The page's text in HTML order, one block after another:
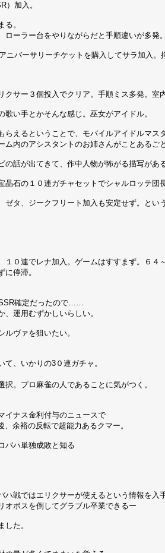
）加入。
る。
ローラー台をやりながらだと手順違いが多発。
バーサリーチケットを購入してサラ加入。
クサー３個投入でクリア。手順ミス多発。室
歌い手とかそんな感じ。巫女がアイドル。
らえるということで、モバイルアイドルマ
ム内のアシスタントのお姉さんがことあるご
の話が出てきて、作中人物が怖がる描写があ
晶石の１０連ガチャセットでシャルロッテ団
タ、ジークフリート加入も安定せず。とい
１０連でレナ加入。ゲームはすすまず。６
に停滞。
確定だったので……
、運用むずかしいらしい。
ヴァを狙いたい。
、いかりの3０連ガチャ。
択。プロ麻雀の人であることに気がつく。
イナス金利付与のニュースで
余裕の反転で超能力あるクマー。
バハ単独成敗と知る
ハ戦ではエリクサーが使えるという情報を
オボスを倒してグラブル卒業できるー
した。